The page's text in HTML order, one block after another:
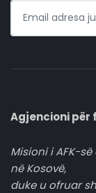
Agjencioni për
Misioni i AFK-
në Kosovë,
duke u ofruar